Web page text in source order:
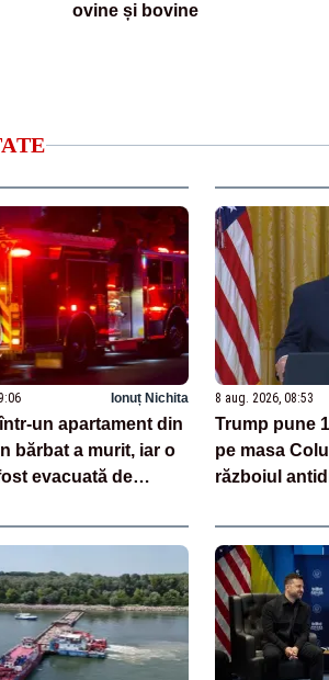
ovine și bovine
Ionuț Nichita
un apartament din
bărbat a murit, iar o
evacuată de
8 aug. 2026, 08:53
Trump pune
pe masa
războiul